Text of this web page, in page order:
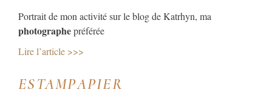
Portrait de mon activité sur le blog de Katrhyn, ma
photographepréférée
Lire l’article >>>
ESTAMPAPIER